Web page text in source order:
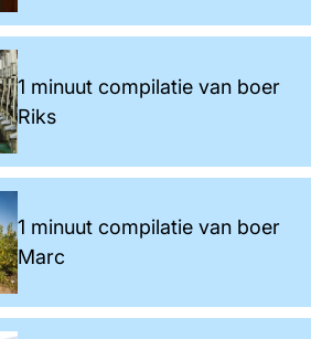
1 minuut compilatie van boer
Riks
1 minuut compilatie van boer
Marc